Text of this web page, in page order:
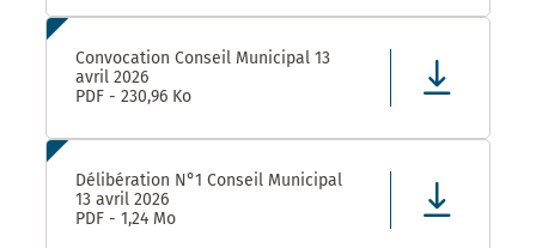
Convocation Conseil Municipal 13
avril 2026
PDF - 230,96 Ko
Délibération N°1 Conseil Municipal
13 avril 2026
PDF - 1,24 Mo